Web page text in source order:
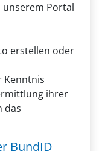
unserem Portal
erstellen oder
Kenntnis
ihrer
das
BundID